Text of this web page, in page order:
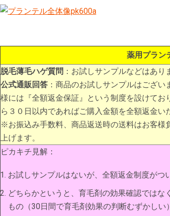
薬用プラン
脱毛薄毛ハゲ質問 ：お試しサンプルなどはあり
公式通販回答：商品のお試しサンプルはござい
様には『全額返金保証』という制度を設けて
ら３０日以内であればご購入金額を全額返金い
※お振込み手数料、商品返送時の送料はお客様
上げます。
ピカキチ見解：
お試しサンプルはないが、全額返金制度がつ
どちらかというと、育毛剤の効果確認では
もの（30日間で育毛剤効果の判断むずかしい）